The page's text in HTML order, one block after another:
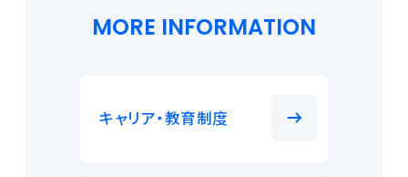
MORE INFORMATION
キャリア・教育制度